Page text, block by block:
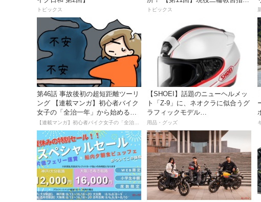
トピックス
員YouTuberばくのライテク講座
トピックス
第46話 事故後初の超短距離ツーリ
ング 【連載マンガ】初心者バイク
女子の「全治一年」から始める起
死回生日記
【SHOEI】話題のニューヘルメッ
ト「Z-9」に、ネオクラに似合うグ
ラフィックモデル
「BURNSIDE（バーンサイド）」
が登場！
用品・グッズ